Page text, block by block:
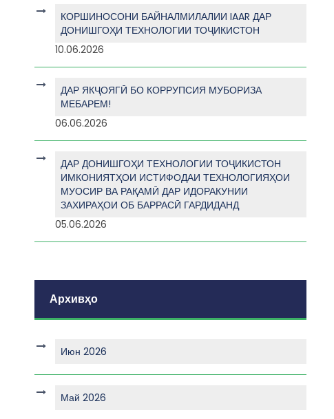
КОРШИНОСОНИ БАЙНАЛМИЛАЛИИ IAAR ДАР
ДОНИШГОҲИ ТЕХНОЛОГИИ ТОҶИКИСТОН
10.06.2026
ДАР ЯКҶОЯГӢ БО КОРРУПСИЯ МУБОРИЗА
МЕБАРЕМ!
06.06.2026
ДАР ДОНИШГОҲИ ТЕХНОЛОГИИ ТОҶИКИСТОН
ИМКОНИЯТҲОИ ИСТИФОДАИ ТЕХНОЛОГИЯҲОИ
МУОСИР ВА РАҚАМӢ ДАР ИДОРАКУНИИ
ЗАХИРАҲОИ ОБ БАРРАСӢ ГАРДИДАНД
05.06.2026
Архивҳо
Июн 2026
Май 2026